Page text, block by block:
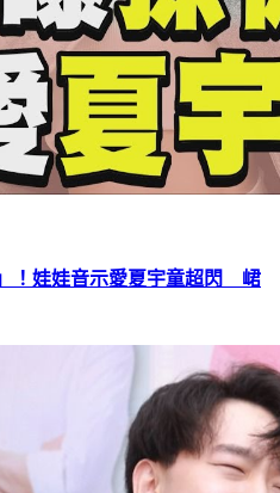
！娃娃音示愛夏宇童超閃 峮